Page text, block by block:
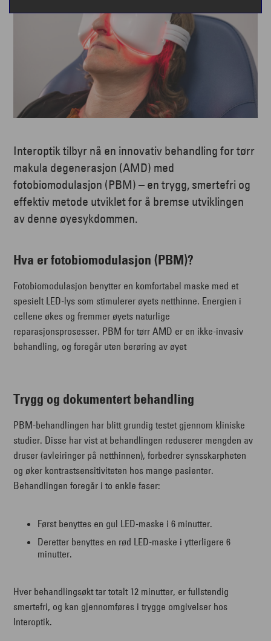
Interoptik tilbyr nå en innovativ behandling for tørr
makula degenerasjon (AMD) med
fotobiomodulasjon (PBM) – en trygg, smertefri og
effektiv metode utviklet for å bremse utviklingen
av denne øyesykdommen.
Hva er fotobiomodulasjon (PBM)?
Fotobiomodulasjon benytter en komfortabel maske med et
spesielt LED-lys som stimulerer øyets netthinne. Energien i
cellene økes og fremmer øyets naturlige
reparasjonsprosesser. PBM for tørr AMD er en ikke-invasiv
behandling, og foregår uten berøring av øyet
Trygg og dokumentert behandling
PBM-behandlingen har blitt grundig testet gjennom kliniske
studier. Disse har vist at behandlingen reduserer mengden av
druser (avleiringer på netthinnen), forbedrer synsskarpheten
og øker kontrastsensitiviteten hos mange pasienter.
Behandlingen foregår i to enkle faser:
Først benyttes en gul LED-maske i 6 minutter.
Deretter benyttes en rød LED-maske i ytterligere 6
minutter.
Hver behandlingsøkt tar totalt 12 minutter, er fullstendig
smertefri, og kan gjennomføres i trygge omgivelser hos
Interoptik.